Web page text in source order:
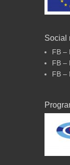
Social
FB –
FB –
FB –